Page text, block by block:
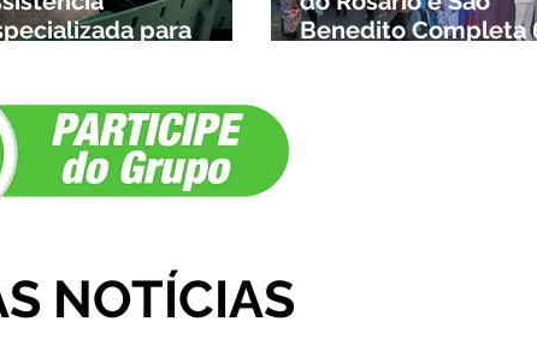
para
Benedito Completa
NOTÍCIAS